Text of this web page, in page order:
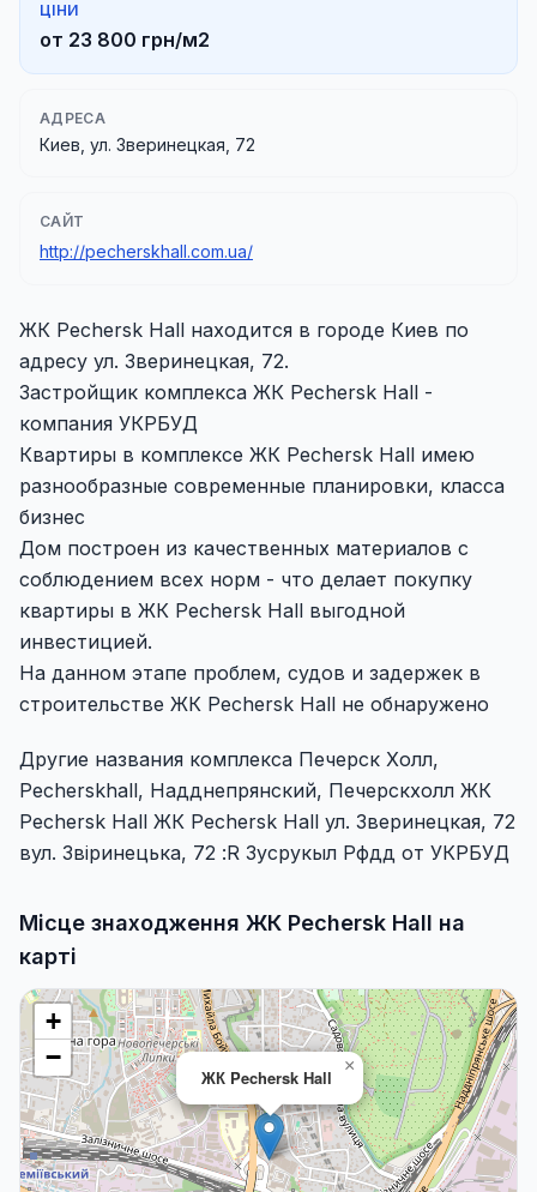
ЦІНИ
от 23 800 грн/м2
АДРЕСА
Киев, ул. Зверинецкая, 72
САЙТ
http://pecherskhall.com.ua/
ЖК Pechersk Hall находится в городе Киев по
адресу ул. Зверинецкая, 72.
Застройщик комплекса ЖК Pechersk Hall -
компания УКРБУД
Квартиры в комплексе ЖК Pechersk Hall имею
разнообразные современные планировки, класса
бизнес
Дом построен из качественных материалов с
соблюдением всех норм - что делает покупку
квартиры в ЖК Pechersk Hall выгодной
инвестицией.
На данном этапе проблем, судов и задержек в
строительстве ЖК Pechersk Hall не обнаружено
Другие названия комплекса Печерск Холл,
Pecherskhall, Надднепрянский, Печерскхолл ЖК
Pechersk Hall ЖК Pechersk Hall ул. Зверинецкая, 72
вул. Звіринецька, 72 :R Зусрукыл Рфдд от УКРБУД
Місце знаходження ЖК Pechersk Hall на
карті
ЖК Pechersk Hall
×
+
−